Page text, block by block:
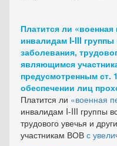
Платится ли
инвалидам I-III
заболевания,
являющимся
предусмотренным ст.
обеспечении лиц
Платится ли «военная
инвалидам I-III группы
трудового увечья и
участникам ВОВ с